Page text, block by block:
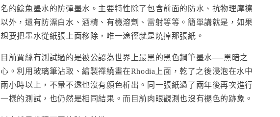
名的鯰魚墨水的防彈墨水。主要特性除了包含前面的防水、抗物理摩擦
以外，還有防漂白水、酒精、有機溶劑、雷射等等。簡單講就是，如果
想要把墨水從紙張上面移除，唯一途徑就是燒掉那張紙。
目前賈絲有測試過的是被公認為世界上最黑的黑色鋼筆墨水──黑暗之
心。利用玻璃筆沾取、繪製禪繞畫在Rhodia上面，乾了之後浸泡在水中
兩小時以上，不暈不透也沒有顏色析出。同一張紙過了兩年後再次進行
一樣的測試，也仍然是相同結果。而目前肉眼觀測也沒有褪色的跡象。